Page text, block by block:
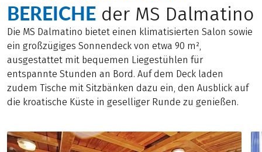
BEREICHE der MS Dalmatino
Die MS Dalmatino bietet einen klimatisierten Salon sowie
ein großzügiges Sonnendeck von etwa 90 m²,
ausgestattet mit bequemen Liegestühlen für
entspannte Stunden an Bord. Auf dem Deck laden
zudem Tische mit Sitzbänken dazu ein, den Ausblick auf
die kroatische Küste in geselliger Runde zu genießen.